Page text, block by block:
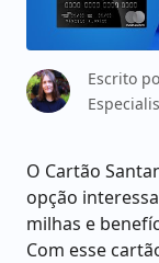
Escrito
O Cartão
opção
milhas e
Com esse